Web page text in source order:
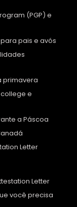
(PGP) e
pais e avós
primavera
e
a Páscoa
Letter
Letter
você precisa